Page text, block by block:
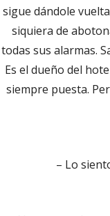
sigue dándole
siquiera de
todas sus alarmas.
Es el dueño del
siempre puesta.
– Lo